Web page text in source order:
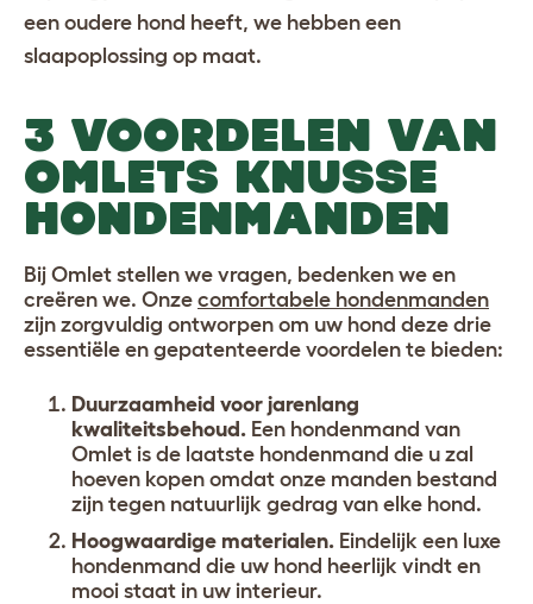
een oudere hond heeft, we hebben een
slaapoplossing op maat.
3 VOORDELEN VAN
OMLETS KNUSSE
HONDENMANDEN
Bij Omlet stellen we vragen, bedenken we en
creëren we. Onze comfortabele hondenmanden
zijn zorgvuldig ontworpen om uw hond deze drie
essentiële en gepatenteerde voordelen te bieden:
Duurzaamheid voor jarenlang
kwaliteitsbehoud. Een hondenmand van
Omlet is de laatste hondenmand die u zal
hoeven kopen omdat onze manden bestand
zijn tegen natuurlijk gedrag van elke hond.
Hoogwaardige materialen. Eindelijk een luxe
hondenmand die uw hond heerlijk vindt en
mooi staat in uw interieur.